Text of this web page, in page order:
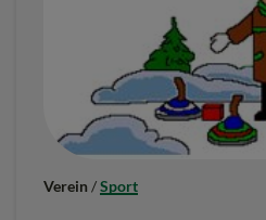
Verein /Sport